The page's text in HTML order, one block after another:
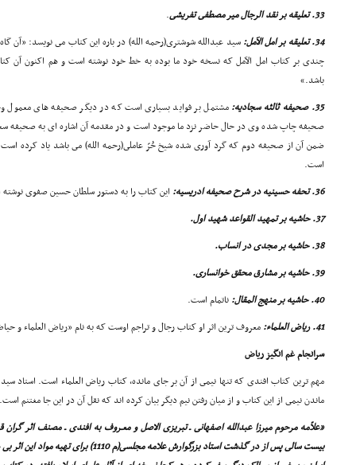
33. تعلیقه بر نقد الرجال میر مصطفى تفریشى
.
34. تعلیقه بر امل الآمل:
سید عبدالله شوشترى(رحمه الله) در باره این کتاب مى نویسد: «آن
چندى بر کتاب امل الآمل که نسخه خود ما بوده به خط خود نوشته است و هم اکنون آن
باشد.»
35. صحیفه ثالثه سجادیه:
مشتمل بر فواید بسیارى است که در دیگر صحیفه هاى معمول
صحیفه چاپ شده وى در حال حاضر نزد ما موجود است و در مقدمه آن اشاره اى به صحیفه
ضمن آن از صحیفه دوم که گرد آورى شده شیخ حُرّ عاملى(رحمه الله) مى باشد یاد کرده است
است.
36. تحفه حسینیه در شرح صحیفه ادریسیه:
این کتاب را به دستور سلطان حسین صفوى
37. حاشیه بر تمهید القواعد شهید اول.
38. حاشیه بر مجدى در انساب.
39. حاشیه بر مشارق محقق خوانسارى.
40. حاشیه بر منهج المقال:
ناتمام است.
41. ریاض العلماء:
معروف ترین اثر او کتاب رجال و تراجم اوست که به نام «ریاض العلماء و
سرانجام غم انگیز ریاض
مهم ترین کتاب افندى که تنها نیمى از آن بر جاى مانده، کتاب ریاض العلماء است. استاد
ماندن نیمى از این کتاب و از میان رفتن نیم دیگر بیان کرده اند که نقل آن در این جا مغتنم
بیست سالى پس از در گذشت استاد بزرگوارش علامه